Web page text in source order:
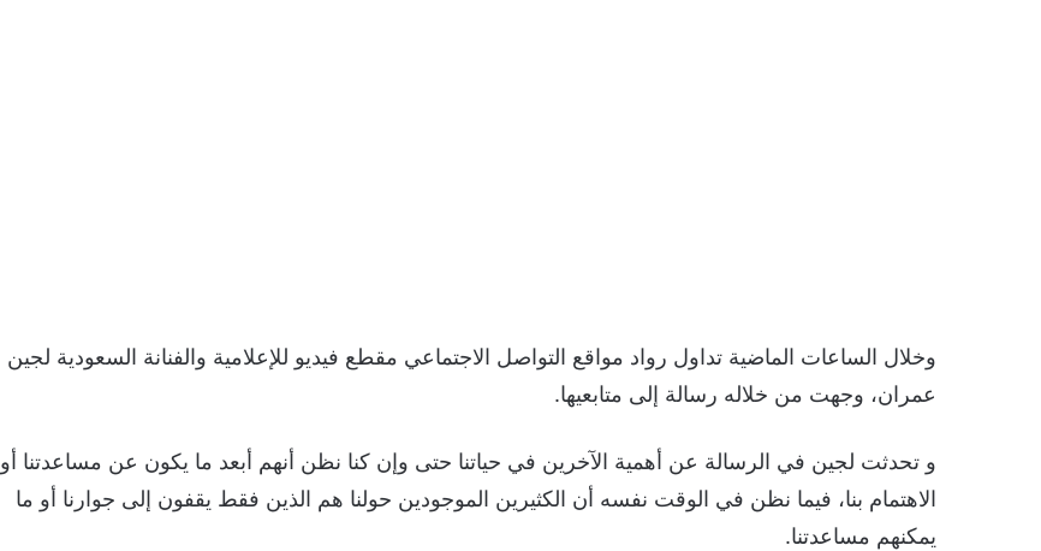
وخلال الساعات الماضية تداول رواد مواقع التواصل الاجتماعي مقطع فيديو للإعلامية والفنانة السعودية لجين
عمران، وجهت من خلاله رسالة إلى متابعيها.
و تحدثت لجين في الرسالة عن أهمية الآخرين في حياتنا حتى وإن كنا نظن أنهم أبعد ما يكون عن مساعدتنا أو
الاهتمام بنا، فيما نظن في الوقت نفسه أن الكثيرين الموجودين حولنا هم الذين فقط يقفون إلى جوارنا أو ما
يمكنهم مساعدتنا.